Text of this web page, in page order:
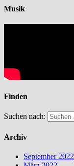
Musik
Finden
Suchen nach:
Archiv
September 2022